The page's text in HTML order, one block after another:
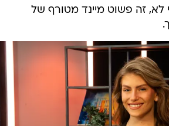
לא, זה פשוט מיינד מטורף של